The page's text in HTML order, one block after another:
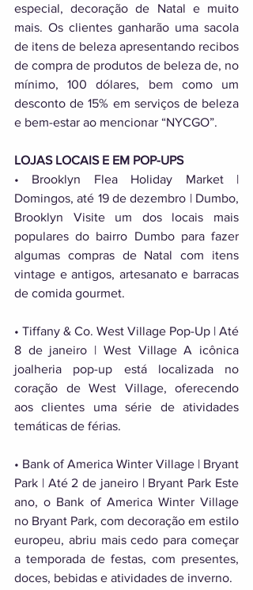
especial, decoração de Natal e muito
mais. Os clientes ganharão uma sacola
de itens de beleza apresentando recibos
de compra de produtos de beleza de, no
mínimo, 100 dólares, bem como um
desconto de 15% em serviços de beleza
e bem-estar ao mencionar “NYCGO”.
LOJAS LOCAIS E EM POP-UPS
• Brooklyn Flea Holiday Market |
Domingos, até 19 de dezembro | Dumbo,
Brooklyn Visite um dos locais mais
populares do bairro Dumbo para fazer
algumas compras de Natal com itens
vintage e antigos, artesanato e barracas
de comida gourmet.
• Tiffany & Co. West Village Pop-Up | Até
8 de janeiro | West Village A icônica
joalheria pop-up está localizada no
coração de West Village, oferecendo
aos clientes uma série de atividades
temáticas de férias.
• Bank of America Winter Village | Bryant
Park | Até 2 de janeiro | Bryant Park Este
ano, o Bank of America Winter Village
no Bryant Park, com decoração em estilo
europeu, abriu mais cedo para começar
a temporada de festas, com presentes,
doces, bebidas e atividades de inverno.